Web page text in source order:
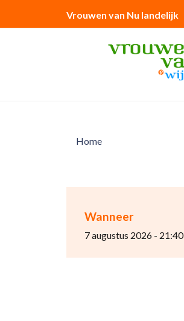
Vrouwen van Nu landelijk
Home
Wanneer
7 augustus 2026 - 21:40